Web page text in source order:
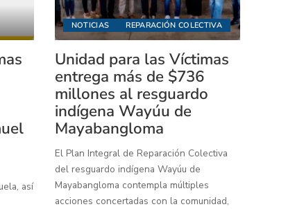
así
NOTICIAS REPARACIÓN COLECTIVA
Unidad para las Víctimas
entrega más de $736
millones al resguardo
indígena Wayúu de
Mayabangloma
El Plan Integral de Reparación Colectiva
del resguardo indígena Wayúu de
Mayabangloma contempla múltiples
acciones concertadas con la comunidad,